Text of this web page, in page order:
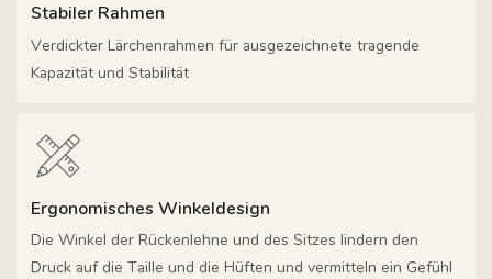
Stabiler Rahmen
Verdickter Lärchenrahmen für ausgezeichnete tragende
Kapazität und Stabilität
Ergonomisches Winkeldesign
Die Winkel der Rückenlehne und des Sitzes lindern den
Druck auf die Taille und die Hüften und vermitteln ein Gefühl